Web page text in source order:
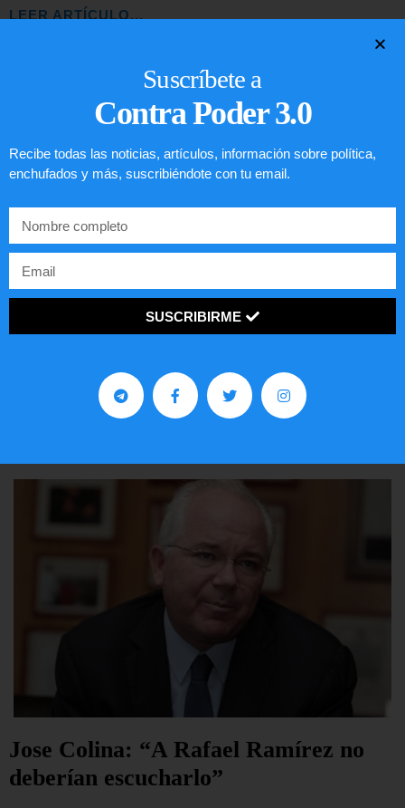
LEER ARTÍCULO...
EE.UU. 2020
LEER ARTÍCULO...
Jose Colina: “A Rafael Ramírez no
deberían escucharlo”
Suscríbete a
Contra Poder 3.0
Recibe todas las noticias, artículos, información sobre política,
enchufados y más, suscribiéndote con tu email.
SUSCRIBIRME